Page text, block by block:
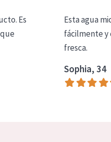
Es
Esta agua
fácilmente y
fresca.
Sophia, 34